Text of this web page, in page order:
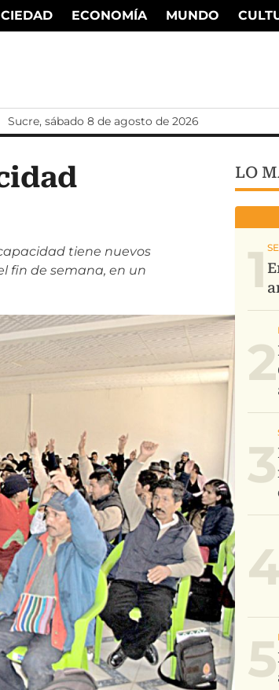
ECONOMÍA MUNDO
Sucre, sábado 8 de agosto de 2026
tiene nuevos
fin de semana, en un
LO
1
2
3
5